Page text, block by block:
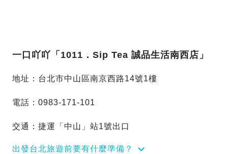
一口吖吖「1011．Sip Tea 誠品生活南西店」
地址：台北市中山區南京西路14號1樓
電話：0983-171-101
交通：捷運「中山」站1號出口
出發台北旅遊前要有什麼準備？